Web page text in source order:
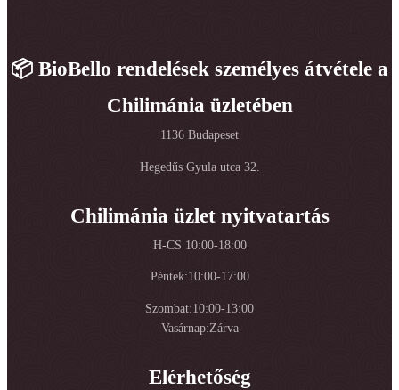
📦 BioBello rendelések személyes átvétele a
Chilimánia üzletében
1136 Budapeset
Hegedűs Gyula utca 32.
Chilimánia üzlet nyitvatartás
H-CS 10:00-18:00
Péntek:10:00-17:00
Szombat:10:00-13:00
Vasárnap:Zárva
Elérhetőség